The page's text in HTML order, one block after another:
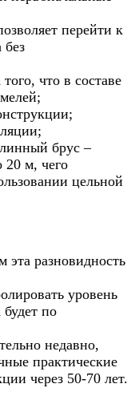
перейти к
без
что в составе
брус –
20 м, чего
цельной
эта разновидность
уровень
по
недавно,
практические
через 50-70 лет.